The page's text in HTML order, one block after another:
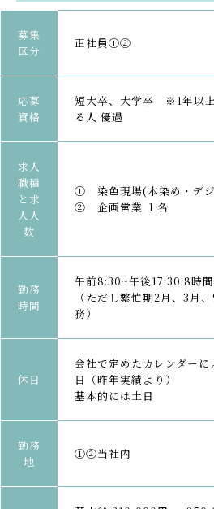
募集
区分
正社員①②
応募
資格
短大卒、大学卒 ※1年以
る人 優遇
求人
職種
と求
人人
数
① 染色現場(本染め・デ
② 企画営業 １名
勤務
時間
午前8:30~午後17:30 8時
（ただし繁忙期2月、3月
務）
休日
会社で定めたカレンダー
日（昨年実績より）
基本的には土日
勤務
地
①②当社内